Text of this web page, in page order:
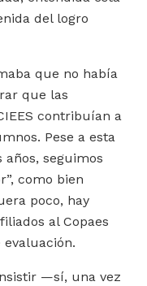
del logro
que no había
que las
contribuían a
Pese a esta
años, seguimos
como bien
poco, hay
al Copaes
—sí, una vez